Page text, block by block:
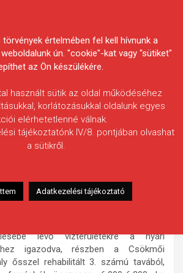
Szövetsége
a nyári ponty
lévő vízterületekre a nyári
igazodva, részben a Csökmői
ősszel rehabilitált 3. számú tavából,
értelmében fel kell hívnunk a
ún. "cookie"-kat vagy "sütiket"
az Ön készülékére.
használt sütik az oldal működéséhez
korlátozásukkal oldalunk egyes
elérhetetlenné válnak.
tájékoztatónk IV/8. pontjában olvashat
a sütikről.
Adatkezelési tájékoztató